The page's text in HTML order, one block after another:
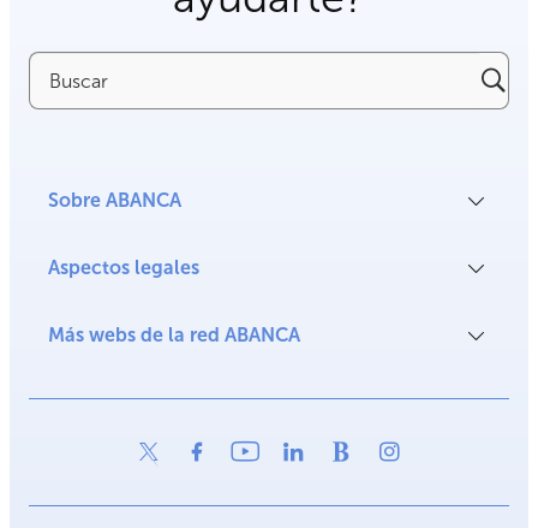
Buscar
Sobre ABANCA
Aspectos legales
Más webs de la red ABANCA